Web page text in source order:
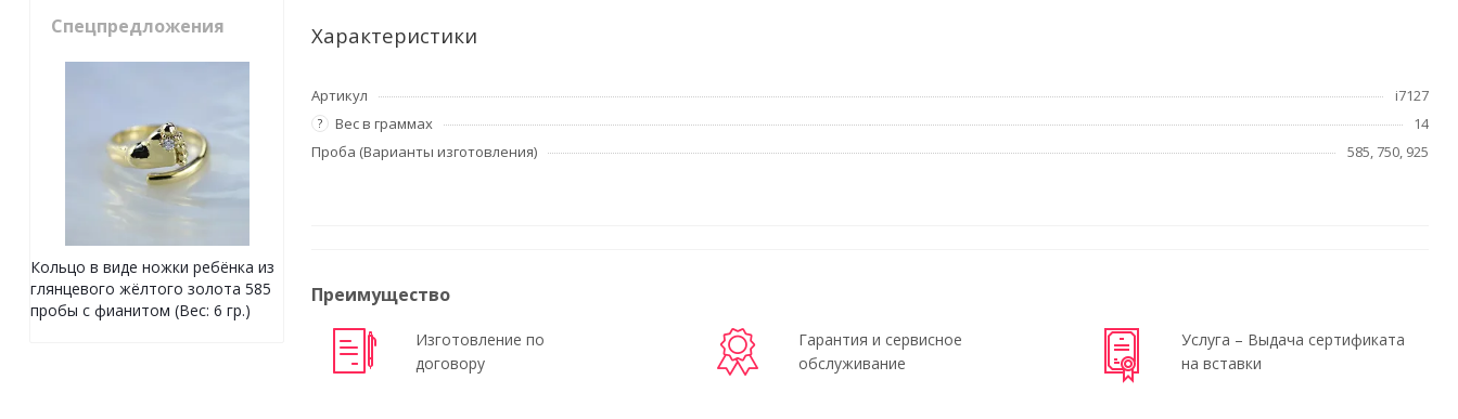
Характеристики
Артикул i7127
? Вес в граммах
14
Проба (Варианты изготовления)
585, 750, 925
Преимущество
Изготовление по
договору
Гарантия и сервисное
обслуживание
Услуга – Выдача сертификата
на вставки
Спецпредложения
Кольцо в виде ножки ребёнка из
глянцевого жёлтого золота 585
пробы с фианитом (Вес: 6 гр.)